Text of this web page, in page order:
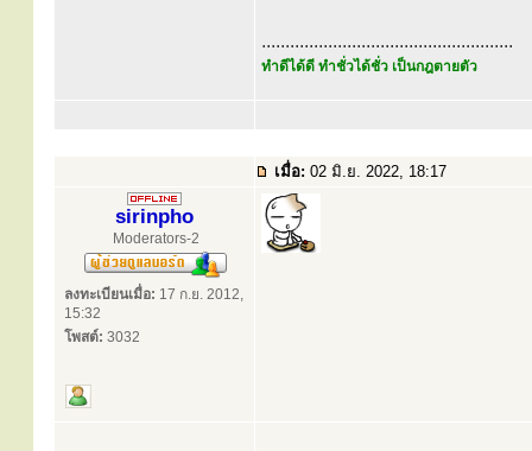
.....................................................
ทำดีได้ดี ทำชั่วได้ชั่ว เป็นกฎตายตัว
เมื่อ: 02 มิ.ย. 2022, 18:17
sirinpho
Moderators-2
ลงทะเบียนเมื่อ: 17 ก.ย. 2012,
15:32
โพสต์: 3032